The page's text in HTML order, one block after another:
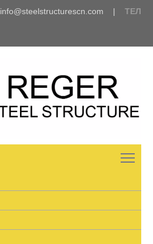
info@steelstructurescn.com | ТЕЛ